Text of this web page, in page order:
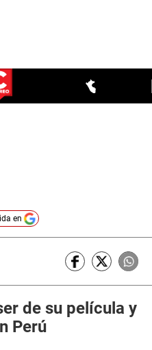
en
de su película y
Perú